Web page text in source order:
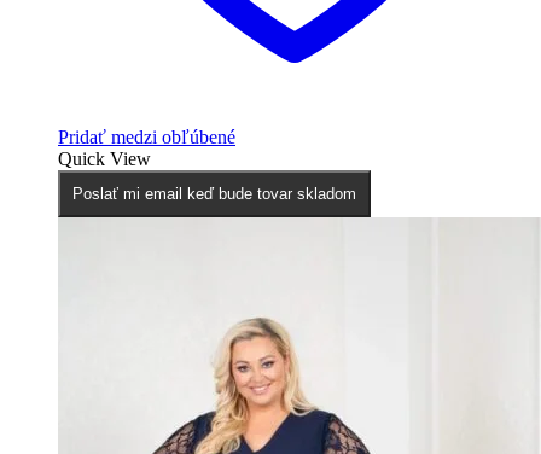
Pridať medzi obľúbené
Quick View
Poslať mi email keď bude tovar skladom